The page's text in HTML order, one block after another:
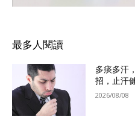
最多人閱讀
多痰多汗
招，止汗
2026/08/08